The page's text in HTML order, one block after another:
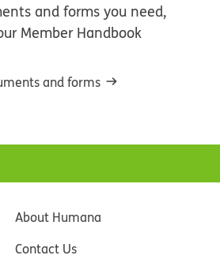
and forms you need,
Member Handbook
and forms
About Humana
Contact Us